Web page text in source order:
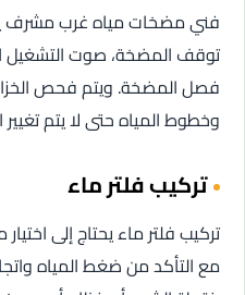
فني مضخات مياه غرب مشرف
توقف المضخة، صوت التشغيل
فصل المضخة. ويتم فحص
وخطوط المياه حتى لا يتم
تركيب فلتر ماء
تركيب فلتر ماء يحتاج إلى
مع التأكد من ضغط المياه